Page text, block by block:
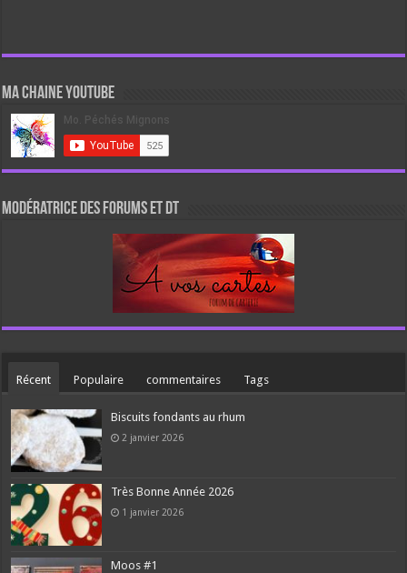
Ma chaine Youtube
Modératrice des forums et DT
Récent Populaire commentaires Tags
Biscuits fondants au rhum
2 janvier 2026
Très Bonne Année 2026
1 janvier 2026
Moos #1